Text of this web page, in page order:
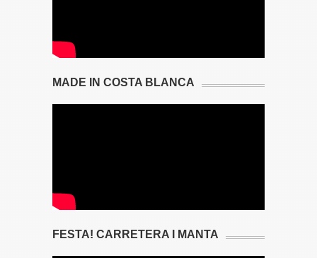
MADE IN COSTA BLANCA
FESTA! CARRETERA I MANTA